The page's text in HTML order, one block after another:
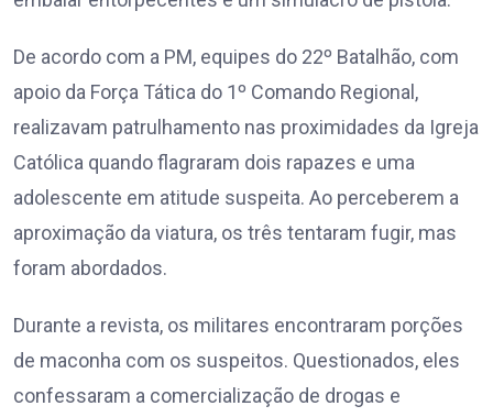
De acordo com a PM, equipes do 22º Batalhão, com
apoio da Força Tática do 1º Comando Regional,
realizavam patrulhamento nas proximidades da Igreja
Católica quando flagraram dois rapazes e uma
adolescente em atitude suspeita. Ao perceberem a
aproximação da viatura, os três tentaram fugir, mas
foram abordados.
Durante a revista, os militares encontraram porções
de maconha com os suspeitos. Questionados, eles
confessaram a comercialização de drogas e